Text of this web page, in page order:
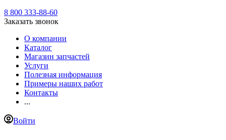
8 800 333-88-60
Заказать звонок
О компании
Каталог
Магазин запчастей
Услуги
Полезная информация
Примеры наших работ
Контакты
...
Войти